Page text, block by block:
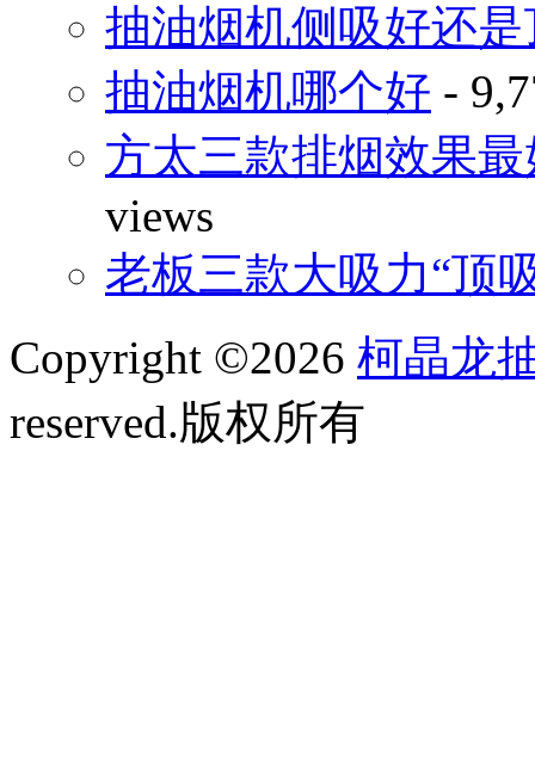
抽油烟机侧吸好还
抽油烟机哪个好 -
方太三款排烟效果
views
老板三款大吸力“顶
Copyright ©2026 柯晶龙
reserved.版权所有